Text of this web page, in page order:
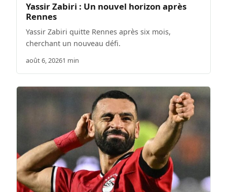
Yassir Zabiri : Un nouvel horizon après
Rennes
Yassir Zabiri quitte Rennes après six mois,
cherchant un nouveau défi.
août 6, 20261 min